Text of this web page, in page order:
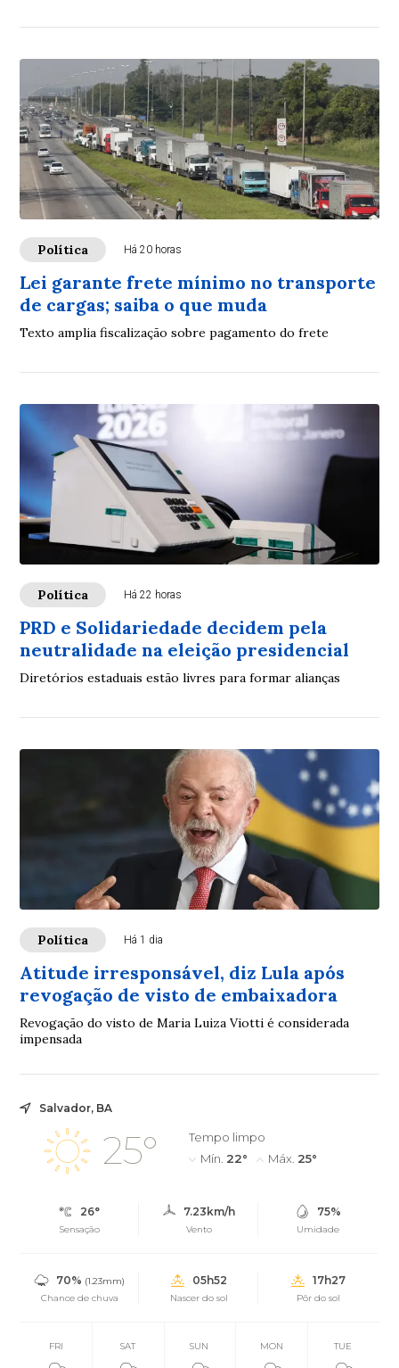
Política Há 20 horas
Lei garante frete mínimo no transporte
de cargas; saiba o que muda
Texto amplia fiscalização sobre pagamento do frete
Política Há 22 horas
PRD e Solidariedade decidem pela
neutralidade na eleição presidencial
Diretórios estaduais estão livres para formar alianças
Política Há 1 dia
Atitude irresponsável, diz Lula após
revogação de visto de embaixadora
Revogação do visto de Maria Luiza Viotti é considerada
impensada
Salvador, BA
25°
Tempo limpo
Mín. 22° Máx. 25°
26°
Sensação
7.23km/h
Vento
75%
Umidade
70% (1.23mm)
Chance de chuva
05h52
Nascer do sol
17h27
Pôr do sol
FRI SAT SUN MON TUE